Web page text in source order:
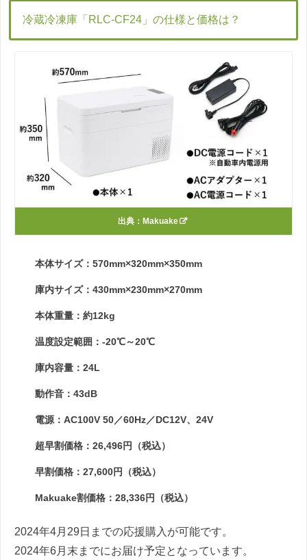
冷蔵冷凍庫「RLC-CF24」の仕様と価格は？
出典： Makuake
本体サイズ：570mm×320mm×350mm
庫内サイズ：430mm×230mm×270mm
本体重量：約12kg
温度設定範囲：-20℃～20℃
庫内容量：24L
動作音：43dB
電源：AC100V 50／60Hz／DC12V、24V
超早割価格：26,496円（税込）
早割価格：27,600円（税込）
Makuake割価格：28,336円（税込）
2024年4月29日までの応援購入が可能です。
2024年6月末までにお届け予定となっています。